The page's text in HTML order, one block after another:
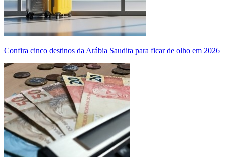
Confira cinco destinos da Arábia Saudita para ficar de olho em 2026